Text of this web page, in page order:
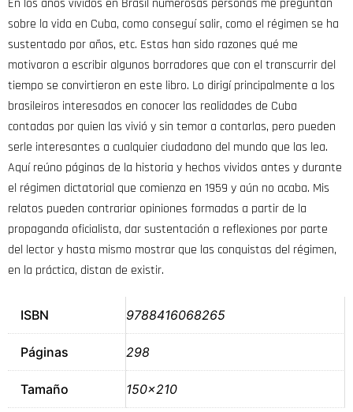
sobre la vida en Cuba, como conseguí salir, como el régimen se ha
sustentado por años, etc. Estas han sido razones qué me
motivaron a escribir algunos borradores que con el transcurrir del
tiempo se convirtieron en este libro. Lo dirigí principalmente a los
brasileiros interesados en conocer las realidades de Cuba
contadas por quien las vivió y sin temor a contarlas, pero pueden
serle interesantes a cualquier ciudadano del mundo que las lea.
Aquí reúno páginas de la historia y hechos vividos antes y durante
el régimen dictatorial que comienza en 1959 y aún no acaba. Mis
relatos pueden contrariar opiniones formadas a partir de la
propaganda oficialista, dar sustentación a reflexiones por parte
del lector y hasta mismo mostrar que las conquistas del régimen,
en la práctica, distan de existir.
ISBN 9788416068265
Páginas 298
Tamaño 150×210